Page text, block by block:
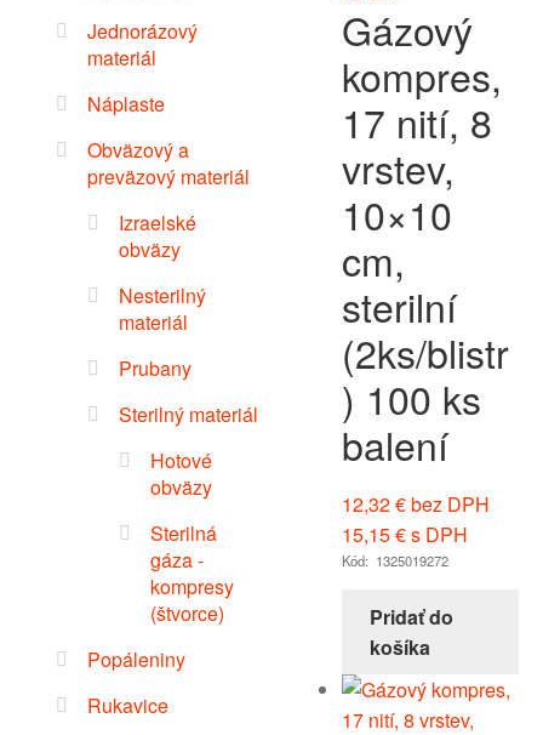
Jednorázový
materiál
Náplaste
Obväzový a
preväzový materiál
Izraelské
obväzy
Nesterilný
materiál
Prubany
Sterilný materiál
Hotové
obväzy
Sterilná
gáza -
kompresy
(štvorce)
Popáleniny
Rukavice
Gázový
kompres,
17 nití, 8
vrstev,
10×10
cm,
sterilní
(2ks/blistr
) 100 ks
balení
12,32€bez DPH
15,15€s DPH
Kód: 1325019272
Pridať do
košíka